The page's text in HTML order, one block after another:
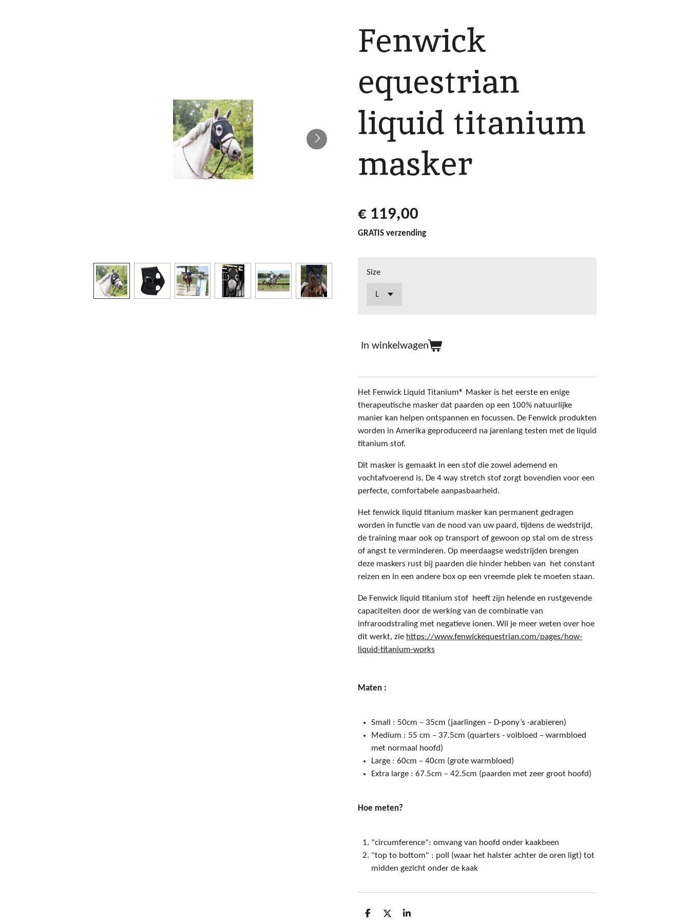
Fenwick
equestrian
liquid titanium
masker
€ 119,00
GRATIS verzending
Size
In winkelwagen
Het Fenwick Liquid Titanium® Masker is het eerste en enige
therapeutische masker dat paarden op een 100% natuurlijke
manier kan helpen ontspannen en focussen. De Fenwick produkten
worden in Amerika geproduceerd na jarenlang testen met de liquid
titanium stof.
Dit masker is gemaakt in een stof die zowel ademend en
vochtafvoerend is. De 4 way stretch stof zorgt bovendien voor een
perfecte, comfortabele aanpasbaarheid.
Het fenwick liquid titanium masker kan permanent gedragen
worden in functie van de nood van uw paard, tijdens de wedstrijd,
de training maar ook op transport of gewoon op stal om de stress
of angst te verminderen. Op meerdaagse wedstrijden brengen
deze maskers rust bij paarden die hinder hebben van het constant
reizen en in een andere box op een vreemde plek te moeten staan.
De Fenwick liquid titanium stof heeft zijn helende en rustgevende
capaciteiten door de werking van de combinatie van
infraroodstraling met negatieve ionen. Wil je meer weten over hoe
dit werkt, zie https://www.fenwickequestrian.com/pages/how-
liquid-titanium-works
Maten :
Small : 50cm – 35cm (jaarlingen – D-pony’s -arabieren)
Medium : 55 cm – 37.5cm (quarters - volbloed – warmbloed
met normaal hoofd)
Large : 60cm – 40cm (grote warmbloed)
Extra large : 67.5cm – 42.5cm (paarden met zeer groot hoofd)
Hoe meten?
"circumference": omvang van hoofd onder kaakbeen
"top to bottom" : poll (waar het halster achter de oren ligt) tot
midden gezicht onder de kaak
D
D
S